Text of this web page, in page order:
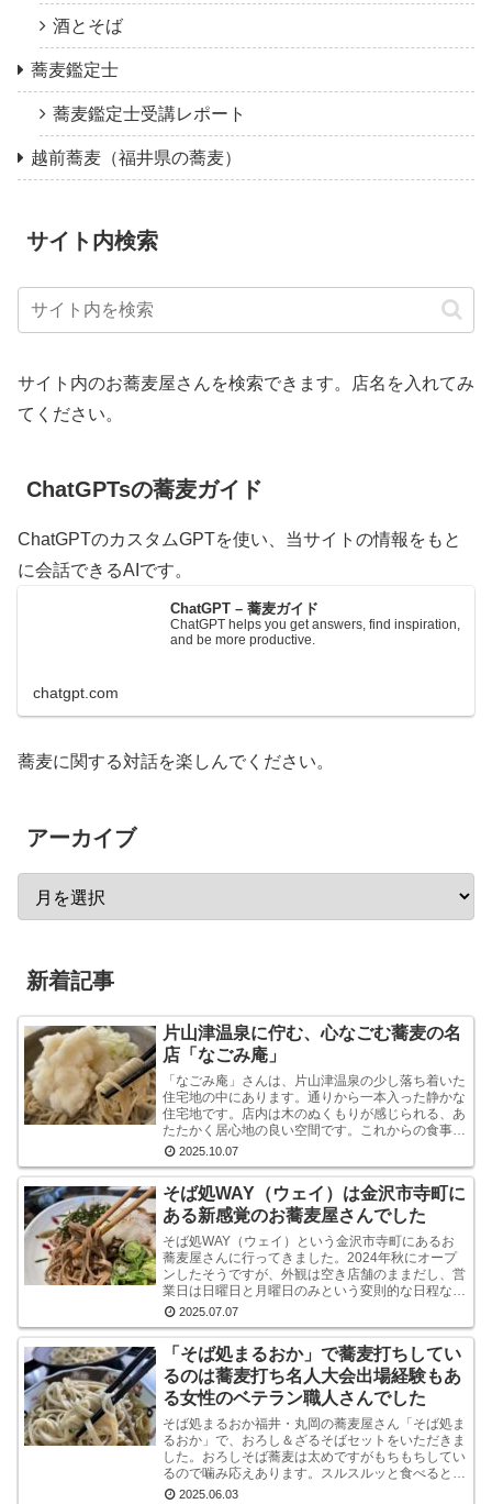
酒とそば
蕎麦鑑定士
蕎麦鑑定士受講レポート
越前蕎麦（福井県の蕎麦）
サイト内検索
サイト内のお蕎麦屋さんを検索できます。店名を入れてみ
てください。
ChatGPTsの蕎麦ガイド
ChatGPTのカスタムGPTを使い、当サイトの情報をもと
に会話できるAIです。
ChatGPT – 蕎麦ガイド
ChatGPT helps you get answers, find inspiration,
and be more productive.
chatgpt.com
蕎麦に関する対話を楽しんでください。
アーカイブ
新着記事
片山津温泉に佇む、心なごむ蕎麦の名
店「なごみ庵」
「なごみ庵」さんは、片山津温泉の少し落ち着いた
住宅地の中にあります。通りから一本入った静かな
住宅地です。店内は木のぬくもりが感じられる、あ
たたかく居心地の良い空間です。これからの食事へ
の期待が自然と高まります。メニューを拝見する
と、様々なお...
2025.10.07
そば処WAY（ウェイ）は金沢市寺町に
ある新感覚のお蕎麦屋さんでした
そば処WAY（ウェイ）という金沢市寺町にあるお
蕎麦屋さんに行ってきました。2024年秋にオープ
ンしたそうですが、外観は空き店舗のままだし、営
業日は日曜日と月曜日のみという変則的な日程なの
で、まだ認知度はそれほど高くないようです。しか
し、店内...
2025.07.07
「そば処まるおか」で蕎麦打ちしてい
るのは蕎麦打ち名人大会出場経験もあ
る女性のベテラン職人さんでした
そば処まるおか福井・丸岡の蕎麦屋さん「そば処ま
るおか」で、おろし＆ざるそばセットをいただきま
した。おろしそば蕎麦は太めですがもちもちしてい
るので噛み応えあります。スルスルッと食べるとい
うより感で味わう系です。うまいです。※なお、お
2025.06.03